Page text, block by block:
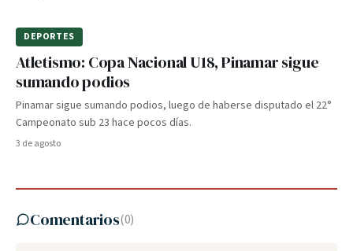
DEPORTES
Atletismo: Copa Nacional U18, Pinamar sigue
sumando podios
Pinamar sigue sumando podios, luego de haberse disputado el 22°
Campeonato sub 23 hace pocos días.
3 de agosto
Comentarios(0)